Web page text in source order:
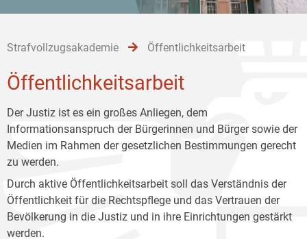
Strafvollzugsakademie Öffentlichkeitsarbeit
Öffentlichkeitsarbeit
Der Justiz ist es ein großes Anliegen, dem
Informationsanspruch der Bürgerinnen und Bürger sowie der
Medien im Rahmen der gesetzlichen Bestimmungen gerecht
zu werden.
Durch aktive Öffentlichkeitsarbeit soll das Verständnis der
Öffentlichkeit für die Rechtspflege und das Vertrauen der
Bevölkerung in die Justiz und in ihre Einrichtungen gestärkt
werden.